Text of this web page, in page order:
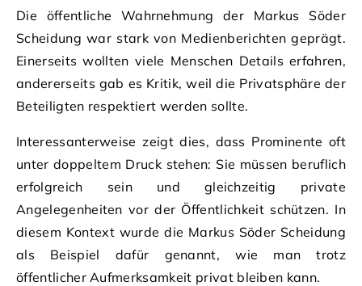
Die öffentliche Wahrnehmung der Markus Söder
Scheidung war stark von Medienberichten geprägt.
Einerseits wollten viele Menschen Details erfahren,
andererseits gab es Kritik, weil die Privatsphäre der
Beteiligten respektiert werden sollte.
Interessanterweise zeigt dies, dass Prominente oft
unter doppeltem Druck stehen: Sie müssen beruflich
erfolgreich sein und gleichzeitig private
Angelegenheiten vor der Öffentlichkeit schützen. In
diesem Kontext wurde die Markus Söder Scheidung
als Beispiel dafür genannt, wie man trotz
öffentlicher Aufmerksamkeit privat bleiben kann.